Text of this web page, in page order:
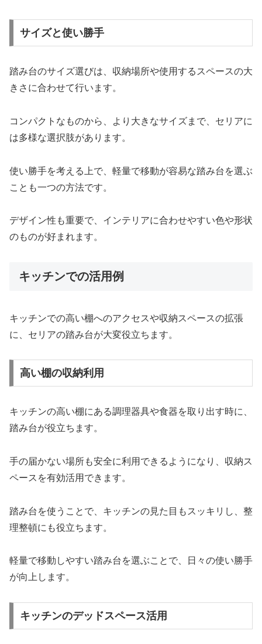
サイズと使い勝手
踏み台のサイズ選びは、収納場所や使用するスペースの大
きさに合わせて行います。
コンパクトなものから、より大きなサイズまで、セリアに
は多様な選択肢があります。
使い勝手を考える上で、軽量で移動が容易な踏み台を選ぶ
ことも一つの方法です。
デザイン性も重要で、インテリアに合わせやすい色や形状
のものが好まれます。
キッチンでの活用例
キッチンでの高い棚へのアクセスや収納スペースの拡張
に、セリアの踏み台が大変役立ちます。
高い棚の収納利用
キッチンの高い棚にある調理器具や食器を取り出す時に、
踏み台が役立ちます。
手の届かない場所も安全に利用できるようになり、収納ス
ペースを有効活用できます。
踏み台を使うことで、キッチンの見た目もスッキリし、整
理整頓にも役立ちます。
軽量で移動しやすい踏み台を選ぶことで、日々の使い勝手
が向上します。
キッチンのデッドスペース活用